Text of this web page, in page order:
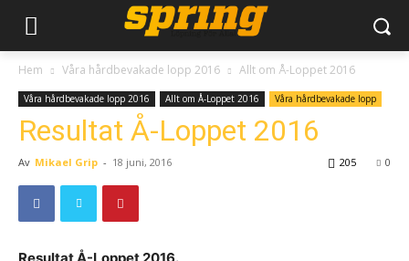
Hem Våra hårdbevakade lopp 2016 Allt om Å-Loppet 2016
Våra hårdbevakade lopp 2016 Allt om Å-Loppet 2016 Våra hårdbevakade lopp
Resultat Å-Loppet 2016
Av Mikael Grip - 18 juni, 2016 0
205